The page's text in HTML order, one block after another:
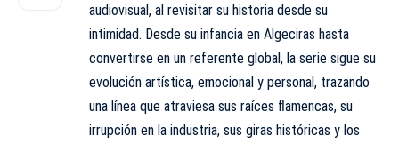
audiovisual, al revisitar su historia desde su
intimidad. Desde su infancia en Algeciras hasta
convertirse en un referente global, la serie sigue su
evolución artística, emocional y personal, trazando
una línea que atraviesa sus raíces flamencas, su
irrupción en la industria, sus giras históricas y los